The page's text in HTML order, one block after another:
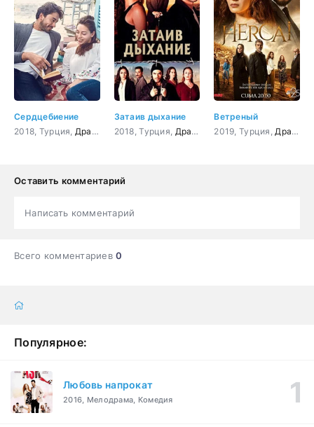
Сердцебиение
2018, Турция, Драма Мелодрама
Затаив дыхание
2018, Турция, Драма криминал ,Боевик,
Ветреный
2019, Турция, Драма
Оставить комментарий
Написать комментарий
Всего комментариев0
Популярное:
Любовь напрокат
2016, Мелодрама, Комедия